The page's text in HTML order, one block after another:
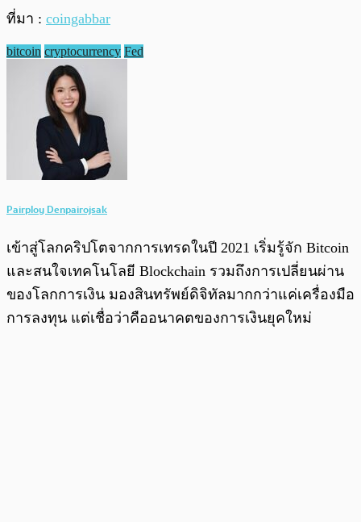
ที่มา : coingabbar
bitcoin cryptocurrency Fed
Pairploy Denpairojsak
เข้าสู่โลกคริปโตจากการเทรดในปี 2021 เริ่มรู้จัก Bitcoin
และสนใจเทคโนโลยี Blockchain รวมถึงการเปลี่ยนผ่าน
ของโลกการเงิน มองสินทรัพย์ดิจิทัลมากกว่าแค่เครื่องมือ
การลงทุน แต่เชื่อว่าคืออนาคตของการเงินยุคใหม่